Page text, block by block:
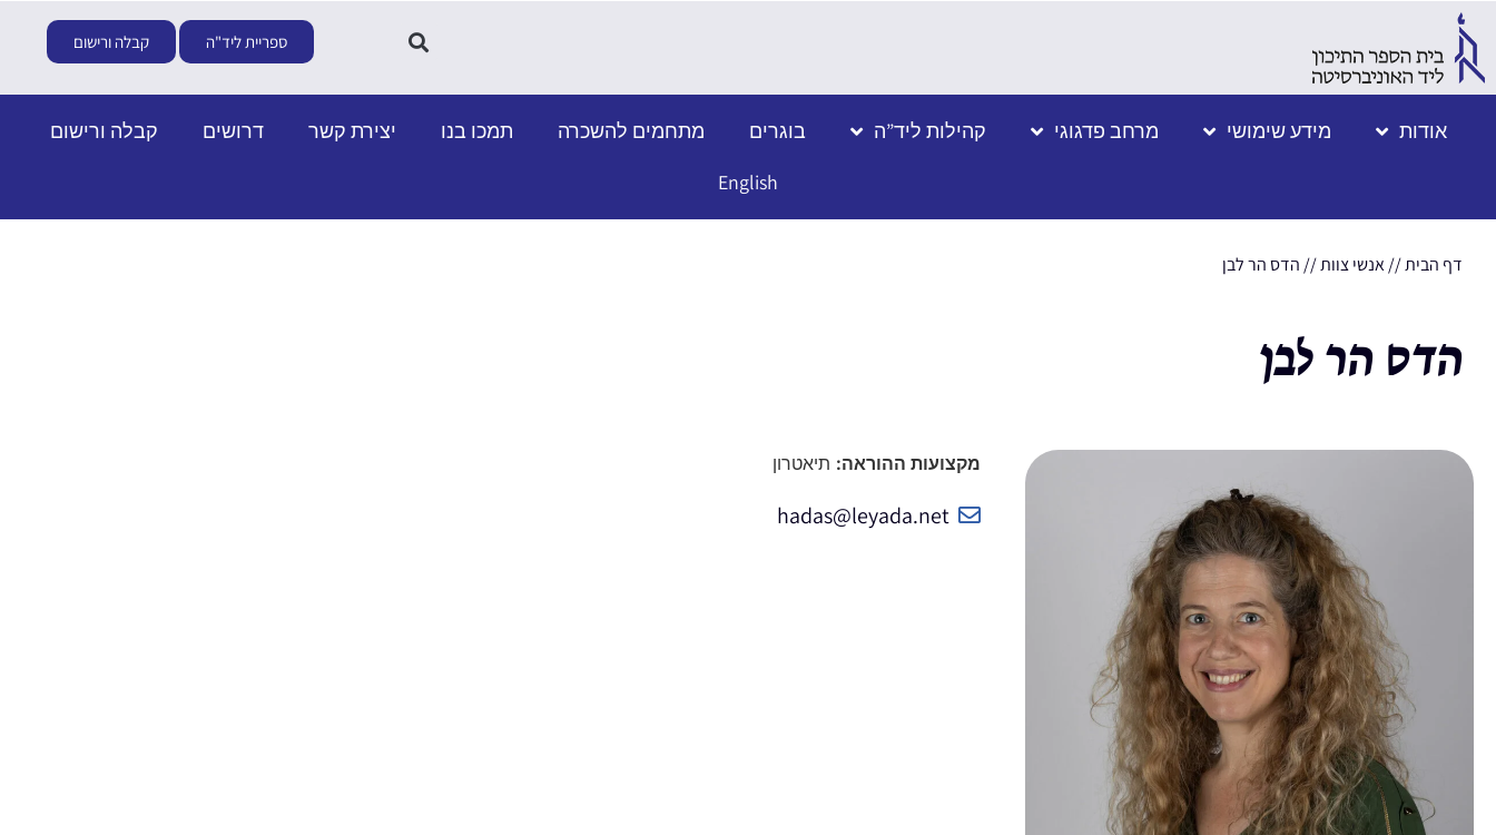
ספריית ליד"ה קבלה ורישום
אודות מידע שימושי מרחב פדגוגי קהילות ליד”ה בוגרים מתחמים להשכרה תמכו בנו יצירת קשר דרושים
קבלה ורישום
English
דף הבית//אנשי צוות// הדס הר לבן
הדס הר לבן
מקצועות ההוראה: תיאטרון
hadas@leyada.net